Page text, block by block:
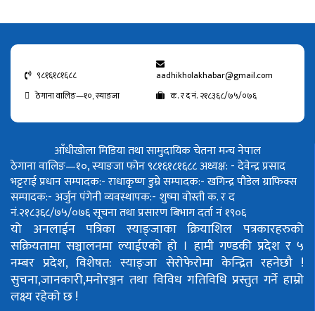
९८१६१८१६८८
aadhikholakhabar@gmail.com
ठेगाना वालिङ—१०, स्याङजा
क. र द नं. २१८३६८/७५/०७६
आँधीखोला मिडिया तथा सामुदायिक चेतना मन्च नेपाल
ठेगाना वालिङ—१०, स्याङजा फोन ९८१६१८१६८८अध्यक्ष: - देवेन्द्र प्रसाद
भट्टराईप्रधान सम्पादक:- राधाकृष्ण डुम्रेसम्पादक:- खगिन्द्र पौडेलग्राफिक्स
सम्पादक:- अर्जुन पंगेनीव्यवस्थापक:- शुष्मा वोस्तीक. र द
नं.२१८३६८/७५/०७६सूचना तथा प्रसारण बिभाग दर्ता नं १९०६
यो अनलाईन पत्रिका स्याङ्जाका क्रियाशिल पत्रकारहरुको
सक्रियतामा सञ्चालनमा ल्याईएको हो । हामी गण्डकी प्रदेश र ५
नम्बर प्रदेश, विशेषत: स्याङ्जा सेरोफेरोमा केन्द्रित रहनेछौ !
सुचना,जानकारी,मनोरञ्जन तथा विविध गतिविधि प्रस्तुत गर्ने हाम्रो
लक्ष्य रहेको छ !